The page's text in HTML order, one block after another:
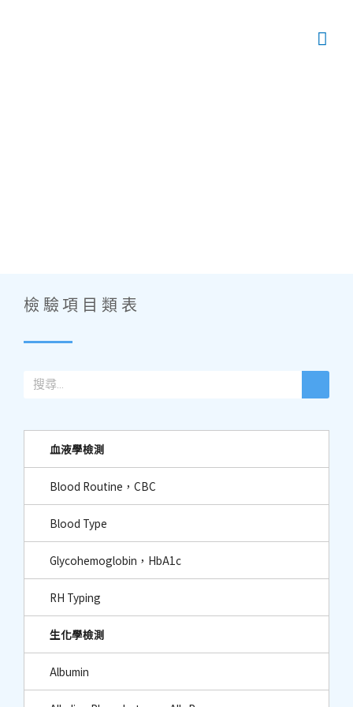
檢驗項目類表
血液學檢測
Blood Routine，CBC
Blood Type
Glycohemoglobin，HbA1c
RH Typing
生化學檢測
Albumin